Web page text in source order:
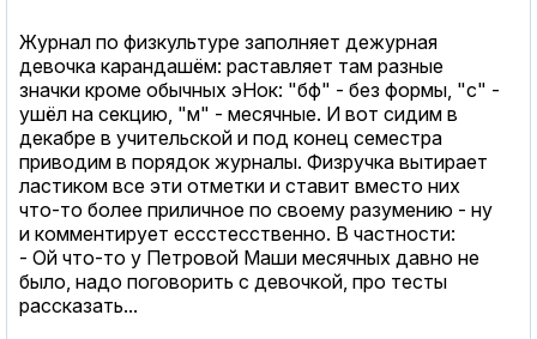
Журнал по физкультуре заполняет дежурная
девочка карандашём: раставляет там разные
значки кроме обычных эНок: "бф" - без формы, "с" -
ушёл на секцию, "м" - месячные. И вот сидим в
декабре в учительской и под конец семестра
приводим в порядок журналы. Физручка вытирает
ластиком все эти отметки и ставит вместо них
что-то более приличное по своему разумению - ну
и комментирует ессстесственно. В частности:
- Ой что-то у Петровой Маши месячных давно не
было, надо поговорить с девочкой, про тесты
рассказать...